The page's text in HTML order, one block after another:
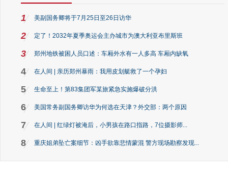
1 美副国务卿将于7月25日至26日访华
2 定了！2032年夏季奥运会主办城市为澳大利亚布里斯班
3 郑州地铁被困人员口述：车厢外水有一人多高 车厢内缺氧
4 在人间 | 亲历郑州暴雨：我用皮划艇救了一个孕妇
5 生命至上！第83集团军某旅紧急实施爆破分洪
6 美国常务副国务卿访华为何选在天津？外交部：两个原因
7 在人间 | 红绿灯被淹后，小男孩在路口指路，7位摄影师...
8 重庆姐弟坠亡案细节：凶手欲靠悲情蒙混 警方现场勘察发现...